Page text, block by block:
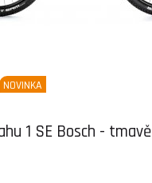
NOVINKA
1 SE Bosch -